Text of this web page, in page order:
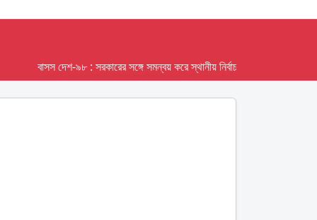
বাসস দেশ-৯৮ : সরকারের সঙ্গে সমন্বয় করে স্থানীয় নির্বাচনের তফসিল দেবে ইসি;